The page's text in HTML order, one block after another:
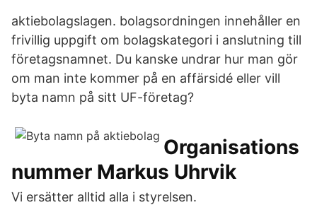
aktiebolagslagen. bolagsordningen innehåller en
frivillig uppgift om bolagskategori i anslutning till
företagsnamnet. Du kanske undrar hur man gör
om man inte kommer på en affärsidé eller vill
byta namn på sitt UF-företag?
Organisations
nummer Markus Uhrvik
Vi ersätter alltid alla i styrelsen.